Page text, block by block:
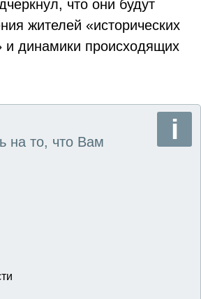
что они будут
жителей «исторических
и динамики происходящих
на то, что Вам